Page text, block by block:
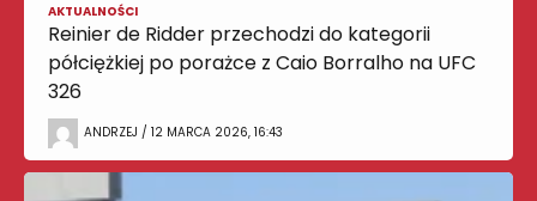
AKTUALNOŚCI
Reinier de Ridder przechodzi do kategorii
półciężkiej po porażce z Caio Borralho na UFC
326
ANDRZEJ / 12 MARCA 2026, 16:43